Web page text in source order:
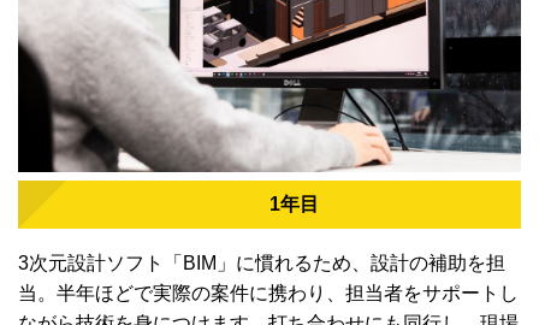
1年目
3次元設計ソフト「BIM」に慣れるため、設計の補助を担
当。半年ほどで実際の案件に携わり、担当者をサポートし